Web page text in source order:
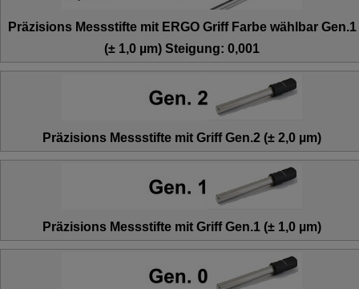
Präzisions Messstifte mit ERGO Griff Farbe wählbar Gen.1
(± 1,0 µm) Steigung: 0,001
Präzisions Messstifte mit Griff Gen.2 (± 2,0 µm)
Präzisions Messstifte mit Griff Gen.1 (± 1,0 µm)